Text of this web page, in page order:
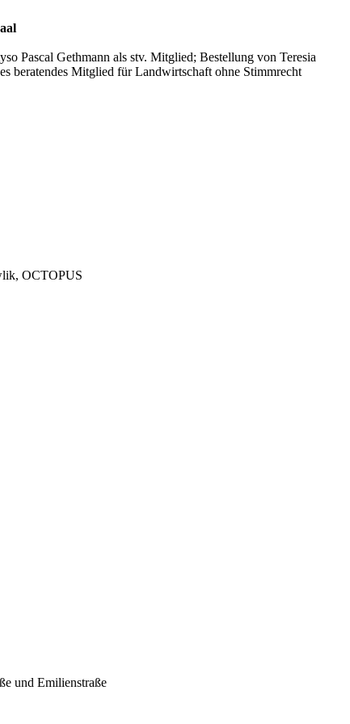
Pascal Gethmann als stv. Mitglied; Bestellung von Teresia
beratendes Mitglied für Landwirtschaft ohne Stimmrecht
OCTOPUS
und Emilienstraße